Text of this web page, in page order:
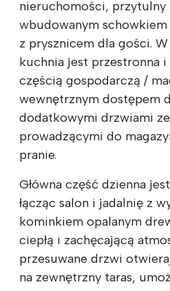
nieruchomości, przytulny
wbudowanym schowkiem
z prysznicem dla gości. W
kuchnia jest przestronna
częścią gospodarczą /
wewnętrznym dostępem
dodatkowymi drzwiami
prowadzącymi do
pranie.
Główna część dzienna
łącząc salon i jadalnię z
kominkiem opalanym
ciepłą i zachęcającą
przesuwane drzwi
na zewnętrzny taras,